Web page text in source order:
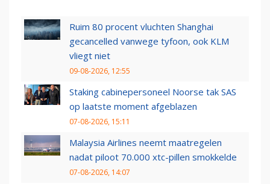
Ruim 80 procent vluchten Shanghai
gecancelled vanwege tyfoon, ook KLM
vliegt niet
09-08-2026, 12:55
Staking cabinepersoneel Noorse tak SAS
op laatste moment afgeblazen
07-08-2026, 15:11
Malaysia Airlines neemt maatregelen
nadat piloot 70.000 xtc-pillen smokkelde
07-08-2026, 14:07